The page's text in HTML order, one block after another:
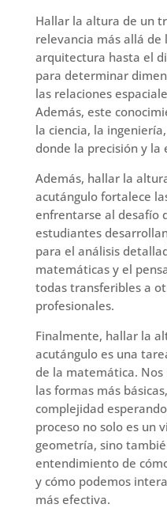
Hallar la altura de un
relevancia más allá de
arquitectura hasta el
para determinar
las relaciones
Además, este
la ciencia, la
donde la precisión y la
Además, hallar la
acutángulo fortalece
enfrentarse al desafío
estudiantes
para el análisis
matemáticas y el
todas transferibles a
profesionales.
Finalmente, hallar la
acutángulo es una
de la matemática.
las formas más
complejidad
proceso no solo es un
geometría, sino
entendimiento de
y cómo podemos
más efectiva.